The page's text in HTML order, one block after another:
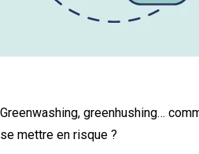
Greenwashing, greenhushing…
se mettre en risque ?